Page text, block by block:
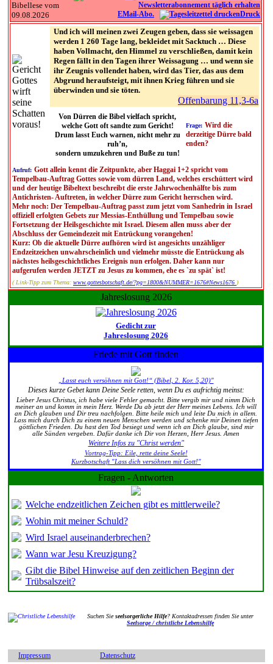
Bibellese vom
09.08.2026
EMail-Abo. Druck
Und ich will meinen zwei Zeugen geben, dass sie weissagen
werden 1 260 Tage lang, bekleidet mit Sacktuch … Diese
haben Vollmacht, den Himmel zu verschließen, damit kein
Regen fällt in den Tagen ihrer Weissagung … und wenn sie
ihr Zeugnis vollendet haben, wird das Tier, das aus dem
Abgrund heraufsteigt, mit ihnen Krieg führen und sie
überwinden und sie töten.
Offenbarung 11,3-6a
Von Dürren die Bibel vielfach spricht,
welche Gott oft sandte zum Gericht!
Drum lasst Euch warnen, nicht mehr zu
ruh’n,
sondern umzukehren und Buße zu tun!
Frage: Wird die
derzeitige Dürre bald
enden?
Aufruf: Gott allein kennt die Zeitpunkte, aber Haggai 1+2 spricht vom
Tempelbau-Auftrag Gottes sowie vom dürren Land, welches erschüttert wird
und der heutige Bibeltext beschreibt die erste Jahrwochenhälfte bis zum
Antichristen- Auftreten, in welcher Dürre zum Gericht herrschen wird.
Mehr noch: Der Tempelbau-Auftrag passt zum jetzt vom Sanhedrin in Israel
offiziell erfolgten Gebets zur Messias-Enthüllung und Tempelbau sowie
Fortsetzung der Heilsgeschichte mit Israel. Diesem allen muss aber der
Abschluss der Gemeindezeit mit Entrückung vorangehen!
Kurz: Ob die aktuelle Dürre aufhören wird ist angesichts unzähliger
Endzeitzeichen unwahrscheinlich und vielmehr müsste die Entrückung als
nächstes heilsgeschichtliches Ereignis nun erfolgen. Daher kann nur
aufgerufen werden JETZT zu Jesus zu kommen, ehe es `zu spät` ist!
( Link-Tipp zum Thema: www.gottesbotschaft.de/?pg=1800&NUMMER=1676#News1676 )
Jahreslosung 2026
Gedicht zur
Jahreslosung 2026
Friede mit Gott finden
„Lasst euch versöhnen mit Gott!“ (Bibel, 2. Kor. 5,20)"
Dieses kurze Gebet kann Deine Seele retten, wenn Du es aufrichtig meinst:
Lieber Jesus Christus, ich habe viele Fehler gemacht. Bitte vergib mir und nimm Dich
meiner an und komm in mein Herz. Werde Du ab jetzt der Herr meines Lebens. Ich will
an Dich glauben und Dir treu nachfolgen. Bitte heile mich und leite Du mich in allem.
Lass mich durch Dich zu einem neuen Menschen werden und schenke mir Deinen tiefen
göttlichen Frieden. Du hast den Tod besiegt und wenn ich an Dich glaube, sind mir
alle Sünden vergeben. Dafür danke ich Dir von Herzen, Herr Jesus. Amen
Weitere Infos zu "Christ werden"
Vortrag-Tipp: Eile, rette deine Seele!
Kurzbotschaft "Lass dich versöhnen mit Gott!"
Fragen - Antworten
Welche endzeitlichen Zeichen gibt es mittlerweile?
Wohin mit meiner Schuld?
Wird Israel auseinanderbrechen?
Wann war Jesu Kreuzigung?
Gibt die Bibel Hinweise auf den zeitlichen Beginn der
Trübsalszeit?
Suchen Sieseelsorgerliche Hilfe? Kontaktadressen finden Sie unter
Seelsorge / christliche Lebenshilfe
Impressum Datenschutz